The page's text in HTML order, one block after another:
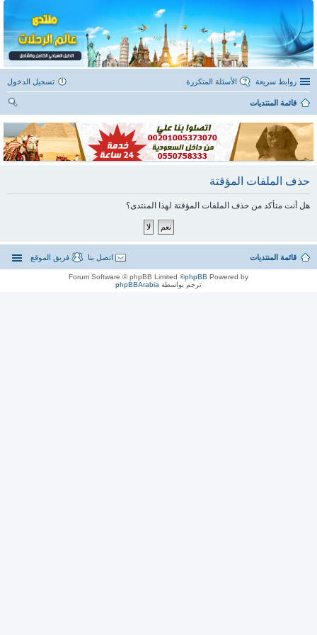
روابط سريعة الأسئلة المتكررة تسجيل الدخول
قائمة المنتديات
ث
حذف الملفات المؤقتة
هل أنت متأكد من حذف الملفات المؤقتة لهذا المنتدى؟
قائمة المنتديات فريق الموقع اتصل بنا
Powered by
phpBB
® Forum Software © phpBB Limited
ترجم بواسطة phpBBArabia